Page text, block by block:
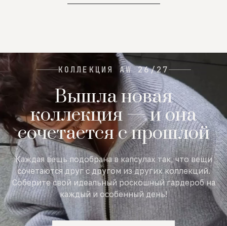
КОЛЛЕКЦИЯ AW 26/27
Вышла новая
коллекция — и она
сочетается с прошлой
Каждая вещь подобрана в капсулах так, что вещи
сочетаются друг с другом из других коллекций.
Соберите свой идеальный роскошный гардероб на
каждый и особенный день!